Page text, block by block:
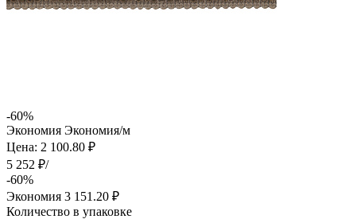
-60%
Экономия Экономия/м
Цена: 2 100.80 ₽
5 252 ₽/
-60%
Экономия 3 151.20 ₽
Количество в упаковке